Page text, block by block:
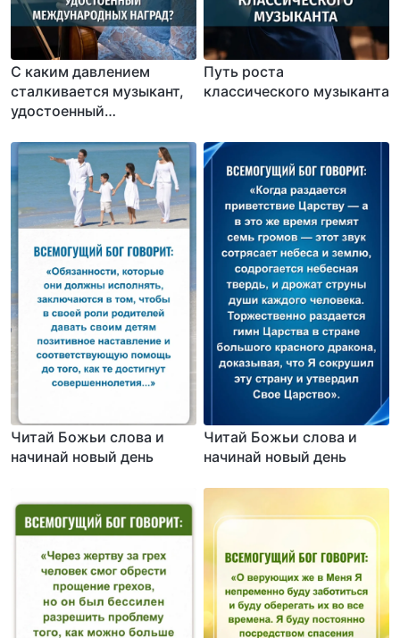
С каким давлением
сталкивается музыкант,
удостоенный
Путь роста
классического музыканта
Читай Божьи слова и
начинай новый день
Читай Божьи слова и
начинай новый день